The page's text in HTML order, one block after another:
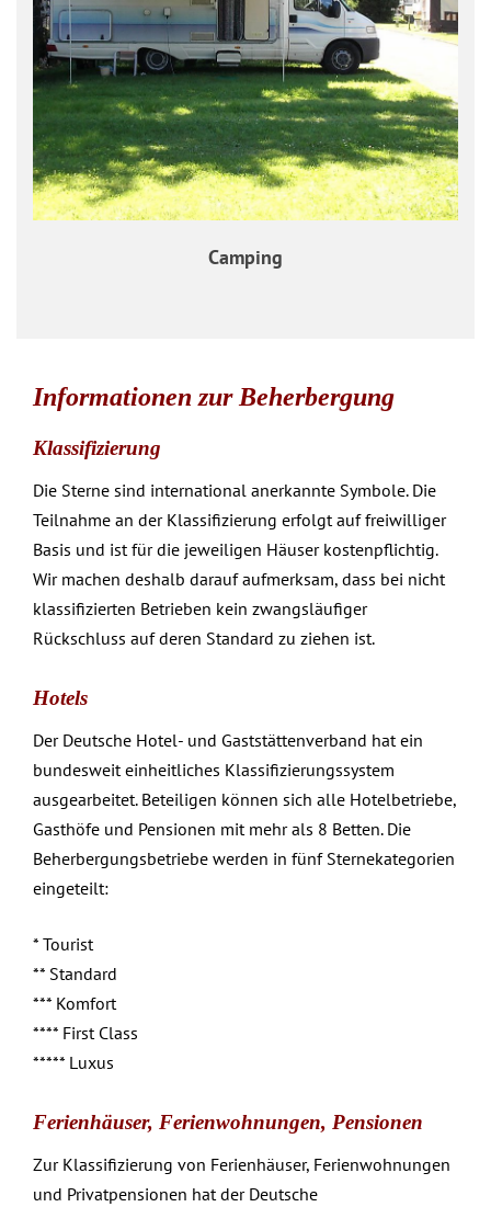
Camping
Informationen zur Beherbergung
Klassifizierung
Die Sterne sind international anerkannte Symbole. Die
Teilnahme an der Klassifizierung erfolgt auf freiwilliger
Basis und ist für die jeweiligen Häuser kostenpflichtig.
Wir machen deshalb darauf aufmerksam, dass bei nicht
klassifizierten Betrieben kein zwangsläufiger
Rückschluss auf deren Standard zu ziehen ist.
Hotels
Der Deutsche Hotel- und Gaststättenverband hat ein
bundesweit einheitliches Klassifizierungssystem
ausgearbeitet. Beteiligen können sich alle Hotelbetriebe,
Gasthöfe und Pensionen mit mehr als 8 Betten. Die
Beherbergungsbetriebe werden in fünf Sternekategorien
eingeteilt:
* Tourist
** Standard
*** Komfort
**** First Class
***** Luxus
Ferienhäuser, Ferienwohnungen, Pensionen
Zur Klassifizierung von Ferienhäuser, Ferienwohnungen
und Privatpensionen hat der Deutsche